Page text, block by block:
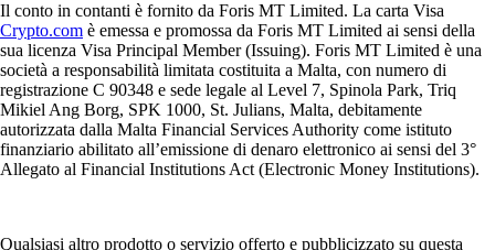
Il conto in contanti è fornito da Foris MT Limited. La carta Visa
Crypto.com è emessa e promossa da Foris MT Limited ai sensi della
sua licenza Visa Principal Member (Issuing). Foris MT Limited è una
società a responsabilità limitata costituita a Malta, con numero di
registrazione C 90348 e sede legale al Level 7, Spinola Park, Triq
Mikiel Ang Borg, SPK 1000, St. Julians, Malta, debitamente
autorizzata dalla Malta Financial Services Authority come istituto
finanziario abilitato all’emissione di denaro elettronico ai sensi del 3°
Allegato al Financial Institutions Act (Electronic Money Institutions).
Qualsiasi altro prodotto o servizio offerto e pubblicizzato su questa